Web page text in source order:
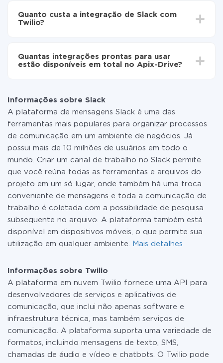
30 minutos. Em média, a configuração leva de 10 a 15
minutos.
Quanto custa a integração de Slack com
Twilio?
as tarifas. Você paga apenas pela quantidade de
dados que é realmente transferida de um de seus
ou mudar para um de pago, se necessário. Mais
detalhes sobre tarifas.
Quantas integrações prontas para usar
estão disponíveis em total no Apix-Drive?
Informações sobre Slack
A plataforma de mensagens Slack é uma das
ferramentas mais populares para organizar processos
de comunicação em um ambiente de negócios. Já
possui mais de 10 milhões de usuários em todo o
mundo. Criar um canal de trabalho no Slack permite
que você reúna todas as ferramentas e arquivos do
projeto em um só lugar, onde também há uma troca
conveniente de mensagens e toda a comunicação de
trabalho é coletada com a possibilidade de pesquisa
subsequente no arquivo. A plataforma também está
disponível em dispositivos móveis, o que permite sua
utilização em qualquer ambiente.
Mais detalhes
Informações sobre Twilio
A plataforma em nuvem Twilio fornece uma API para
desenvolvedores de serviços e aplicativos de
comunicação, que inclui não apenas software e
infraestrutura técnica, mas também serviços de
comunicação. A plataforma suporta uma variedade de
formatos, incluindo mensagens de texto, SMS,
chamadas de áudio e vídeo e chatbots. O Twilio pode